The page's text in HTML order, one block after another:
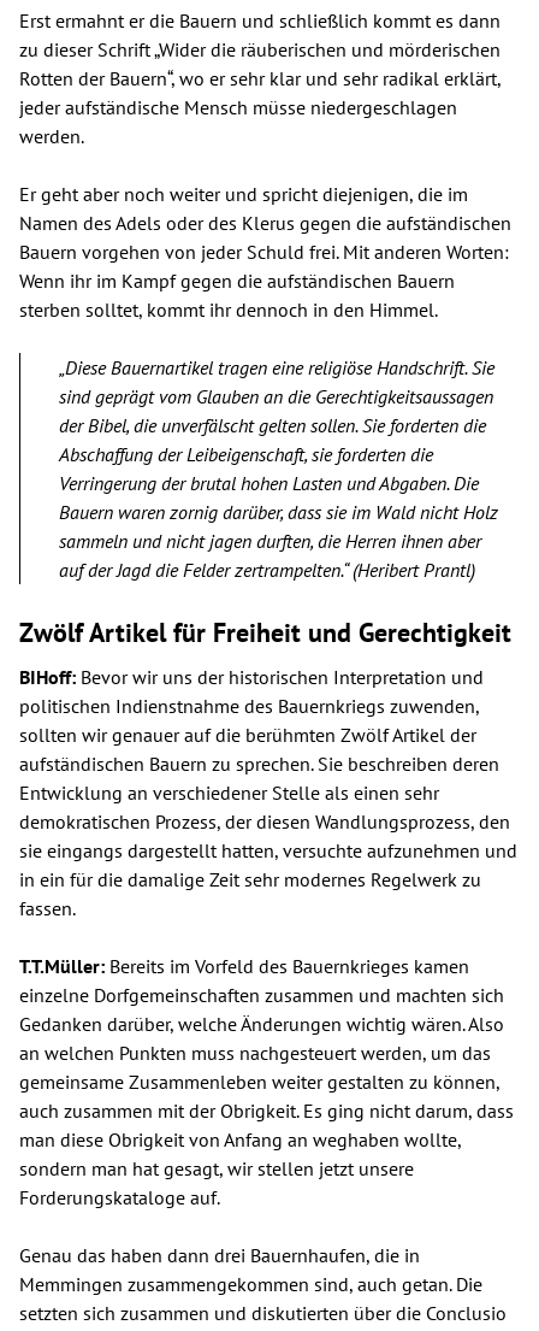
Erst ermahnt er die Bauern und schließlich kommt es dann
zu dieser Schrift „Wider die räuberischen und mörderischen
Rotten der Bauern“, wo er sehr klar und sehr radikal erklärt,
jeder aufständische Mensch müsse niedergeschlagen
werden.
Er geht aber noch weiter und spricht diejenigen, die im
Namen des Adels oder des Klerus gegen die aufständischen
Bauern vorgehen von jeder Schuld frei. Mit anderen Worten:
Wenn ihr im Kampf gegen die aufständischen Bauern
sterben solltet, kommt ihr dennoch in den Himmel.
„Diese Bauernartikel tragen eine religiöse Handschrift. Sie
sind geprägt vom Glauben an die Gerechtigkeitsaussagen
der Bibel, die unverfälscht gelten sollen. Sie forderten die
Abschaffung der Leibeigenschaft, sie forderten die
Verringerung der brutal hohen Lasten und Abgaben. Die
Bauern waren zornig darüber, dass sie im Wald nicht Holz
sammeln und nicht jagen durften, die Herren ihnen aber
auf der Jagd die Felder zertrampelten.“ (Heribert Prantl)
Zwölf Artikel für Freiheit und Gerechtigkeit
BIHoff: Bevor wir uns der historischen Interpretation und
politischen Indienstnahme des Bauernkriegs zuwenden,
sollten wir genauer auf die berühmten Zwölf Artikel der
aufständischen Bauern zu sprechen. Sie beschreiben deren
Entwicklung an verschiedener Stelle als einen sehr
demokratischen Prozess, der diesen Wandlungsprozess, den
sie eingangs dargestellt hatten, versuchte aufzunehmen und
in ein für die damalige Zeit sehr modernes Regelwerk zu
fassen.
T.T.Müller: Bereits im Vorfeld des Bauernkrieges kamen
einzelne Dorfgemeinschaften zusammen und machten sich
Gedanken darüber, welche Änderungen wichtig wären. Also
an welchen Punkten muss nachgesteuert werden, um das
gemeinsame Zusammenleben weiter gestalten zu können,
auch zusammen mit der Obrigkeit. Es ging nicht darum, dass
man diese Obrigkeit von Anfang an weghaben wollte,
sondern man hat gesagt, wir stellen jetzt unsere
Forderungskataloge auf.
Genau das haben dann drei Bauernhaufen, die in
Memmingen zusammengekommen sind, auch getan. Die
setzten sich zusammen und diskutierten über die Conclusio